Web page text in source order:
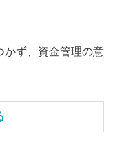
かず、資金管理の意